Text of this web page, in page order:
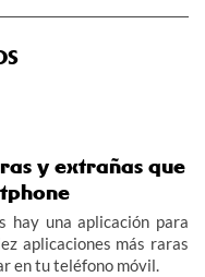
y extrañas que
hay una aplicación para
aplicaciones más raras
en tu teléfono móvil.